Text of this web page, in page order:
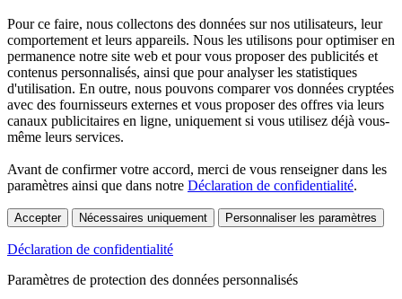
Pour ce faire, nous collectons des données sur nos utilisateurs, leur
comportement et leurs appareils. Nous les utilisons pour optimiser en
permanence notre site web et pour vous proposer des publicités et
contenus personnalisés, ainsi que pour analyser les statistiques
d'utilisation. En outre, nous pouvons comparer vos données cryptées
avec des fournisseurs externes et vous proposer des offres via leurs
canaux publicitaires en ligne, uniquement si vous utilisez déjà vous-
même leurs services.
Avant de confirmer votre accord, merci de vous renseigner dans les
paramètres ainsi que dans notre Déclaration de confidentialité.
Accepter Nécessaires uniquement Personnaliser les paramètres
Déclaration de confidentialité
Paramètres de protection des données personnalisés